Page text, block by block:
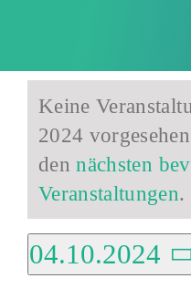
für
4.
Hinweis
Keine
2024
dennächsten
Veranstaltungen.
04.10.2024